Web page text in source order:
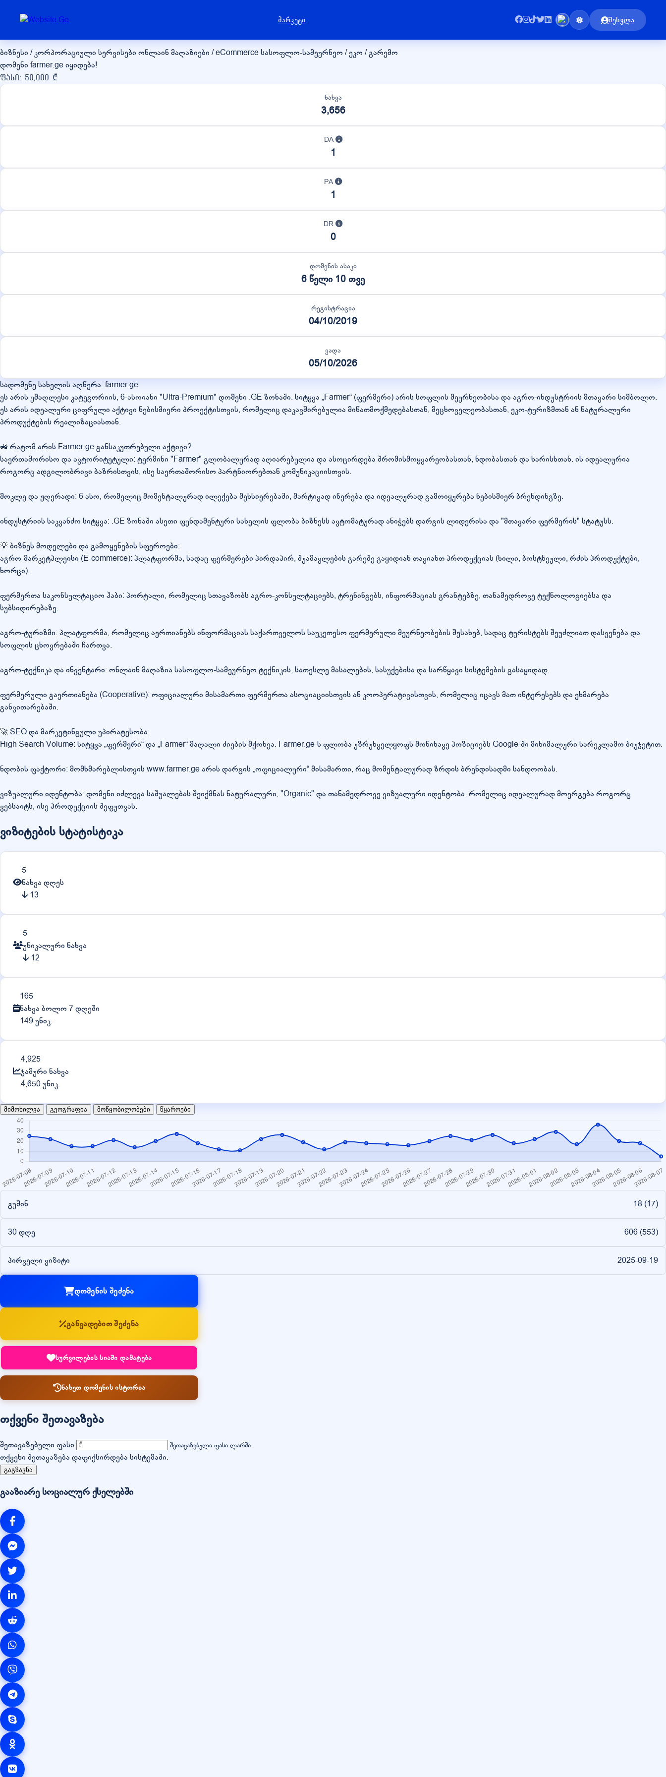
მარკეტი შესვლა
farmer.ge
ბიზნესი / კორპორაციული სერვისები ონლაინ მაღაზიები / eCommerceსასოფლო-სამეურნეო / ეკო / გარემო
დომენი farmer.ge იყიდება!
ფასი: 50,000 ₾
ნახვა
3,656
DA
1
PA
1
DR
0
დომენის ასაკი
6 წელი 10 თვე
რეგისტრაცია
04/10/2019
ვადა
05/10/2026
სადომენე სახელის აღწერა: farmer.ge
ეს არის უმაღლესი კატეგორიის, 6-ასოიანი "Ultra-Premium" დომენი .GE ზონაში. სიტყვა „Farmer“ (ფერმერი) არის სოფლის მეურნეობისა და აგრო-ინდუსტრიის მთავარი სიმბოლო.
ეს არის იდეალური ციფრული აქტივი ნებისმიერი პროექტისთვის, რომელიც დაკავშირებულია მიწათმოქმედებასთან, მეცხოველეობასთან, ეკო-ტურიზმთან ან ნატურალური
პროდუქტების რეალიზაციასთან.
🚜 რატომ არის Farmer.ge განსაკუთრებული აქტივი?
საერთაშორისო და ავტორიტეტული: ტერმინი "Farmer" გლობალურად აღიარებულია და ასოცირდება შრომისმოყვარეობასთან, ნდობასთან და ხარისხთან. ის იდეალურია
როგორც ადგილობრივი ბაზრისთვის, ისე საერთაშორისო პარტნიორებთან კომუნიკაციისთვის.
მოკლე და ჟღერადი: 6 ასო, რომელიც მომენტალურად ილექება მეხსიერებაში, მარტივად იწერება და იდეალურად გამოიყურება ნებისმიერ ბრენდინგზე.
ინდუსტრიის საკვანძო სიტყვა: .GE ზონაში ასეთი ფუნდამენტური სახელის ფლობა ბიზნესს ავტომატურად ანიჭებს დარგის ლიდერისა და "მთავარი ფერმერის" სტატუსს.
💡 ბიზნეს მოდელები და გამოყენების სფეროები:
აგრო-მარკეტპლეისი (E-commerce): პლატფორმა, სადაც ფერმერები პირდაპირ, შუამავლების გარეშე გაყიდიან თავიანთ პროდუქციას (ხილი, ბოსტნეული, რძის პროდუქტები,
ხორცი).
ფერმერთა საკონსულტაციო ჰაბი: პორტალი, რომელიც სთავაზობს აგრო-კონსულტაციებს, ტრენინგებს, ინფორმაციას გრანტებზე, თანამედროვე ტექნოლოგიებსა და
სუბსიდირებაზე.
აგრო-ტურიზმი: პლატფორმა, რომელიც აერთიანებს ინფორმაციას საქართველოს საუკეთესო ფერმერული მეურნეობების შესახებ, სადაც ტურისტებს შეუძლიათ დასვენება და
სოფლის ცხოვრებაში ჩართვა.
აგრო-ტექნიკა და ინვენტარი: ონლაინ მაღაზია სასოფლო-სამეურნეო ტექნიკის, სათესლე მასალების, სასუქებისა და სარწყავი სისტემების გასაყიდად.
ფერმერული გაერთიანება (Cooperative): ოფიციალური მისამართი ფერმერთა ასოციაციისთვის ან კოოპერატივისთვის, რომელიც იცავს მათ ინტერესებს და ეხმარება
განვითარებაში.
🚀 SEO და მარკეტინგული უპირატესობა:
High Search Volume: სიტყვა „ფერმერი“ და „Farmer“ მაღალი ძიების მქონეა. Farmer.ge-ს ფლობა უზრუნველყოფს მოწინავე პოზიციებს Google-ში მინიმალური სარეკლამო ბიუჯეტით.
ნდობის ფაქტორი: მომხმარებლისთვის www.farmer.ge არის დარგის „ოფიციალური“ მისამართი, რაც მომენტალურად ზრდის ბრენდისადმი სანდოობას.
ვიზუალური იდენტობა: დომენი იძლევა საშუალებას შეიქმნას ნატურალური, "Organic" და თანამედროვე ვიზუალური იდენტობა, რომელიც იდეალურად მოერგება როგორც
ვებსაიტს, ისე პროდუქციის შეფუთვას.
ვიზიტების სტატისტიკა
5
ნახვა დღეს
13
5
უნიკალური ნახვა
12
165
ნახვა ბოლო 7 დღეში
149 უნიკ.
4,925
ჯამური ნახვა
4,650 უნიკ.
მიმოხილვა გეოგრაფია მოწყობილობები წყაროები
გუშინ 18 (17)
30 დღე 606 (553)
პირველი ვიზიტი 2025-09-19
დომენის შეძენა
განვადებით შეძენა
სურვილების სიაში დამატება
ნახეთ დომენის ისტორია
თქვენი შეთავაზება
შეთავაზებული ფასი შეთავაზებული ფასი ლარში
თქვენი შეთავაზება დაფიქსირდება სისტემაში.
გაგზავნა
გააზიარე სოციალურ ქსელებში